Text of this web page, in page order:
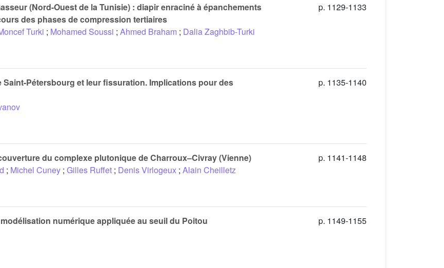
(Nord-Ouest de la Tunisie) : diapir enraciné à épanchements
des phases de compression tertiaires
Turki ; Mohamed Soussi ; Ahmed Braham ; Dalia Zaghbib-Turki
p. 1129-1133
Pétersbourg et leur fissuration. Implications pour des
p. 1135-1140
du complexe plutonique de Charroux–Civray (Vienne)
; Michel Cuney ; Gilles Ruffet ; Denis Virlogeux ; Alain Cheilletz
p. 1141-1148
numérique appliquée au seuil du Poitou
p. 1149-1155